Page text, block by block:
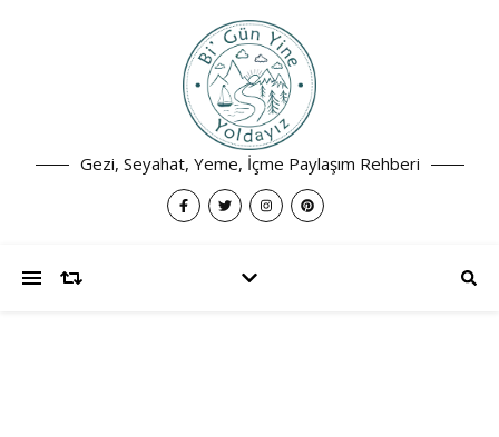
Gezi, Seyahat, Yeme, İçme Paylaşım Rehberi